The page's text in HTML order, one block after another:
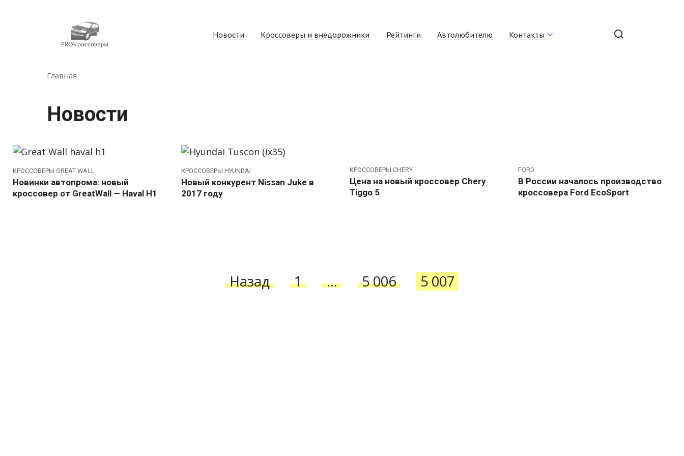
Новости Кроссоверы и внедорожники Рейтинги Автолюбителю Контакты
Главная
Новости
КРОССОВЕРЫ GREAT WALL
Новинки автопрома: новый
кроссовер от GreatWall — Haval H1
КРОССОВЕРЫ HYUNDAI
Новый конкурент Nissan Juke в
2017 году
КРОССОВЕРЫ CHERY
Цена на новый кроссовер Chery
Tiggo 5
FORD
В России началось производство
кроссовера Ford EcoSport
Назад 1 … 5 006 5 007